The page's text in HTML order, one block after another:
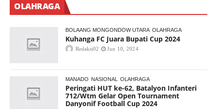
OLAHRAGA
BOLAANG MONGONDOW UTARA OLAHRAGA
Kuhanga FC Juara Bupati Cup 2024
Redaksi02 Jun 10, 2024
MANADO NASIONAL OLAHRAGA
Peringati HUT ke-62, Batalyon Infanteri
712/Wtm Gelar Open Tournament
Danyonif Football Cup 2024